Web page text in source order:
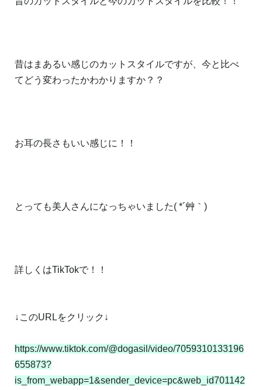
昔はまあるい感じのカットスタイルですが、今と比べ
てどう変わったかわかりますか？？
お耳の長さもいい感じに！！
とっても美人さんになっちゃいました( *´艸｀)
詳しくはTikTokで！！
↓このURLをクリック↓
https://www.tiktok.com/@dogasil/video/7059310133196
655873?
is_from_webapp=1&sender_device=pc&web_id701142